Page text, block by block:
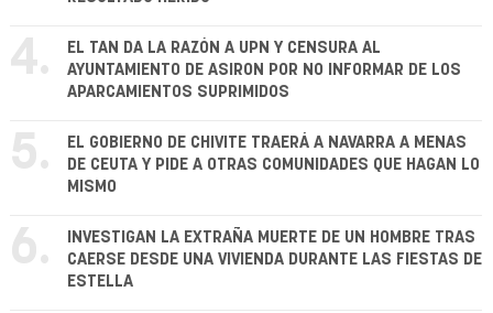
4.
EL TAN DA LA RAZÓN A UPN Y CENSURA AL
AYUNTAMIENTO DE ASIRON POR NO INFORMAR DE LOS
APARCAMIENTOS SUPRIMIDOS
5.
EL GOBIERNO DE CHIVITE TRAERÁ A NAVARRA A MENAS
DE CEUTA Y PIDE A OTRAS COMUNIDADES QUE HAGAN LO
MISMO
6.
INVESTIGAN LA EXTRAÑA MUERTE DE UN HOMBRE TRAS
CAERSE DESDE UNA VIVIENDA DURANTE LAS FIESTAS DE
ESTELLA